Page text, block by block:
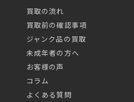
買取の流れ
買取前の確認事項
ジャンク品の買取
未成年者の方へ
お客様の声
コラム
よくある質問